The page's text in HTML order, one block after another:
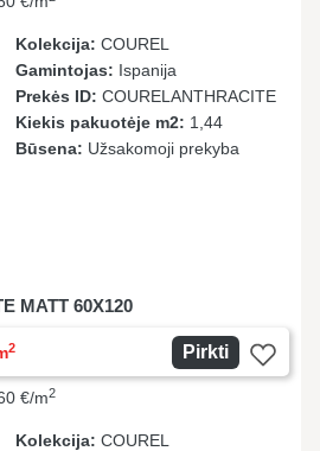
Kolekcija: COUREL
Gamintojas: Ispanija
Prekės ID: COURELANTHRACITE
Kiekis pakuotėje m2: 1,44
Būsena: Užsakomoji prekyba
MATT 60X120
2 Pirkti
€/m2
Kolekcija: COUREL